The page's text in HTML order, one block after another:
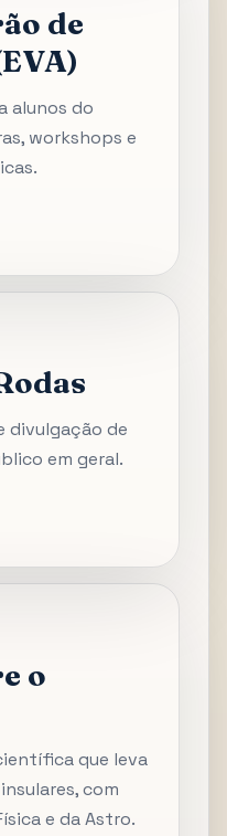
de
alunos do
workshops e
divulgação de
em geral.
o
que leva
com
e da Astro.